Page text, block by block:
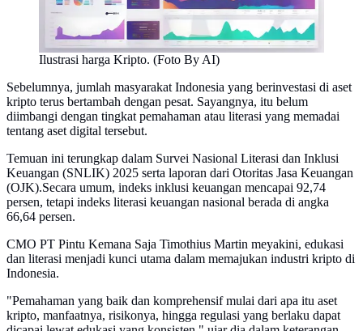
Ilustrasi harga Kripto. (Foto By AI)
Sebelumnya, jumlah masyarakat Indonesia yang berinvestasi di aset
kripto terus bertambah dengan pesat. Sayangnya, itu belum
diimbangi dengan tingkat pemahaman atau literasi yang memadai
tentang aset digital tersebut.
Temuan ini terungkap dalam Survei Nasional Literasi dan Inklusi
Keuangan (SNLIK) 2025 serta laporan dari Otoritas Jasa Keuangan
(OJK).Secara umum, indeks inklusi keuangan mencapai 92,74
persen, tetapi indeks literasi keuangan nasional berada di angka
66,64 persen.
CMO PT Pintu Kemana Saja Timothius Martin meyakini, edukasi
dan literasi menjadi kunci utama dalam memajukan industri kripto di
Indonesia.
"Pemahaman yang baik dan komprehensif mulai dari apa itu aset
kripto, manfaatnya, risikonya, hingga regulasi yang berlaku dapat